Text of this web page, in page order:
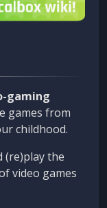
gaming
games from
childhood.
(re)play the
video games